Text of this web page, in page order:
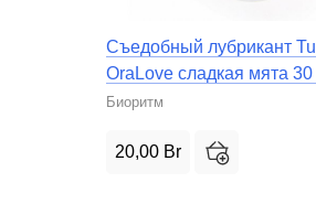
Съедобный лубрикант
OraLove сладкая мята 30
Биоритм
20,00 Br